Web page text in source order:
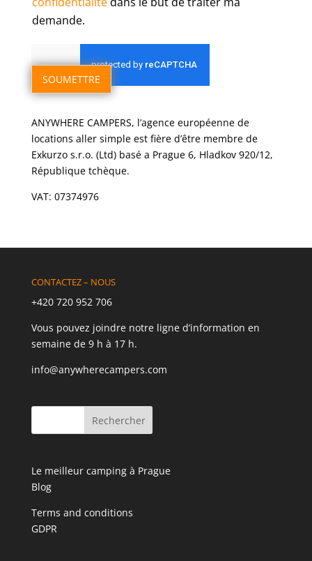
demande.
SOUMETTRE
ANYWHERE CAMPERS, l’agence européenne de
locations aller simple est fière d’être membre de
Exkurzo s.r.o. (Ltd) basé a Prague 6, Hladkov 920/12,
République tchèque.
VAT: 07374976
CONTACTEZ – NOUS
+420 720 952 706
Vous pouvez joindre notre ligne d’information en
semaine de 9 h à 17 h.
info@anywherecampers.com
Le meilleur camping à Prague
Blog
Terms and conditions
GDPR